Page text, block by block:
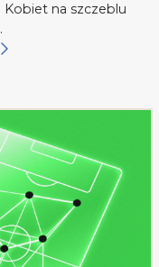
Kobiet na szczeblu